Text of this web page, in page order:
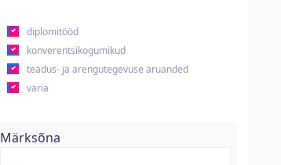
diplomitööd
konverentsikogumikud
teadus- ja arengutegevuse aruanded
varia
Märksõna